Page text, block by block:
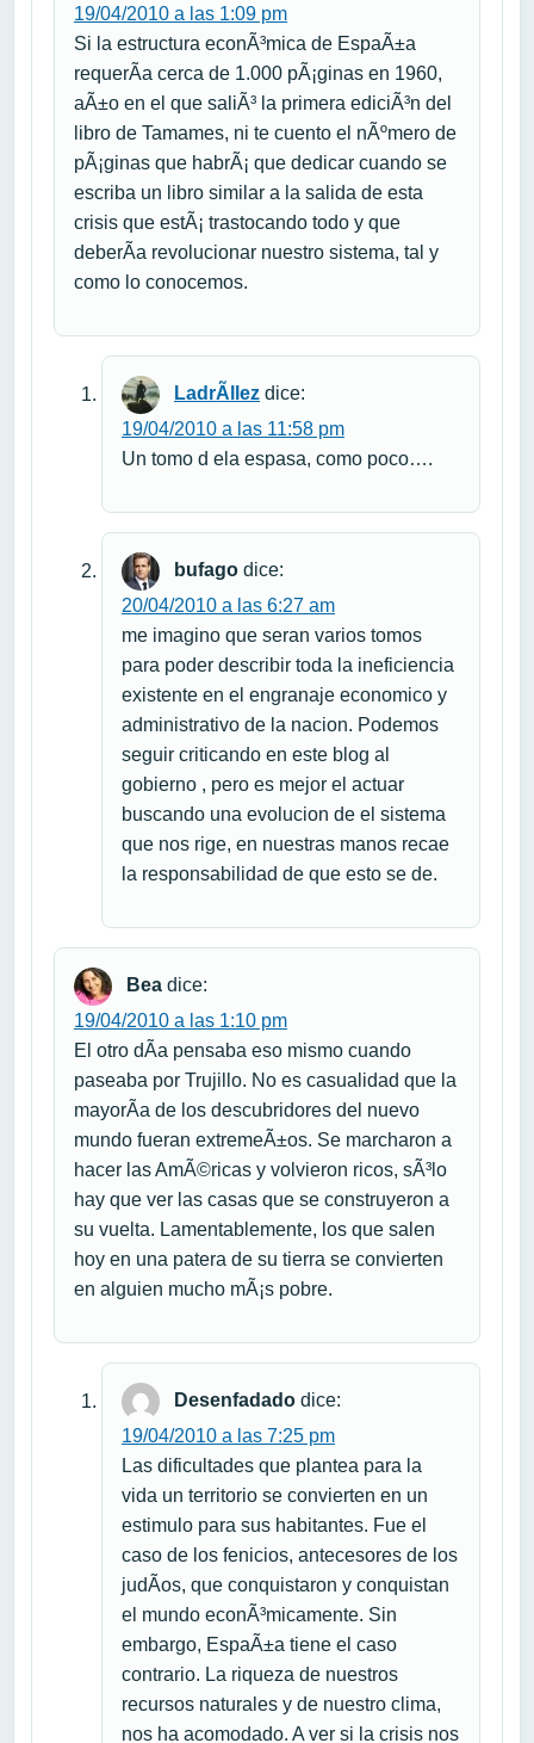
19/04/2010 a las 1:09 pm
Si la estructura econÃ³mica de EspaÃ±a
requerÃ­a cerca de 1.000 pÃ¡ginas en 1960,
aÃ±o en el que saliÃ³ la primera ediciÃ³n del
libro de Tamames, ni te cuento el nÃºmero de
pÃ¡ginas que habrÃ¡ que dedicar cuando se
escriba un libro similar a la salida de esta
crisis que estÃ¡ trastocando todo y que
deberÃ­a revolucionar nuestro sistema, tal y
como lo conocemos.
LadrÃ­llez dice:
19/04/2010 a las 11:58 pm
Un tomo d ela espasa, como poco….
bufago dice:
20/04/2010 a las 6:27 am
me imagino que seran varios tomos
para poder describir toda la ineficiencia
existente en el engranaje economico y
administrativo de la nacion. Podemos
seguir criticando en este blog al
gobierno , pero es mejor el actuar
buscando una evolucion de el sistema
que nos rige, en nuestras manos recae
la responsabilidad de que esto se de.
Bea dice:
19/04/2010 a las 1:10 pm
El otro dÃ­a pensaba eso mismo cuando
paseaba por Trujillo. No es casualidad que la
mayorÃ­a de los descubridores del nuevo
mundo fueran extremeÃ±os. Se marcharon a
hacer las AmÃ©ricas y volvieron ricos, sÃ³lo
hay que ver las casas que se construyeron a
su vuelta. Lamentablemente, los que salen
hoy en una patera de su tierra se convierten
en alguien mucho mÃ¡s pobre.
Desenfadado dice:
19/04/2010 a las 7:25 pm
Las dificultades que plantea para la
vida un territorio se convierten en un
estimulo para sus habitantes. Fue el
caso de los fenicios, antecesores de los
judÃ­os, que conquistaron y conquistan
el mundo econÃ³micamente. Sin
embargo, EspaÃ±a tiene el caso
contrario. La riqueza de nuestros
recursos naturales y de nuestro clima,
nos ha acomodado. A ver si la crisis nos